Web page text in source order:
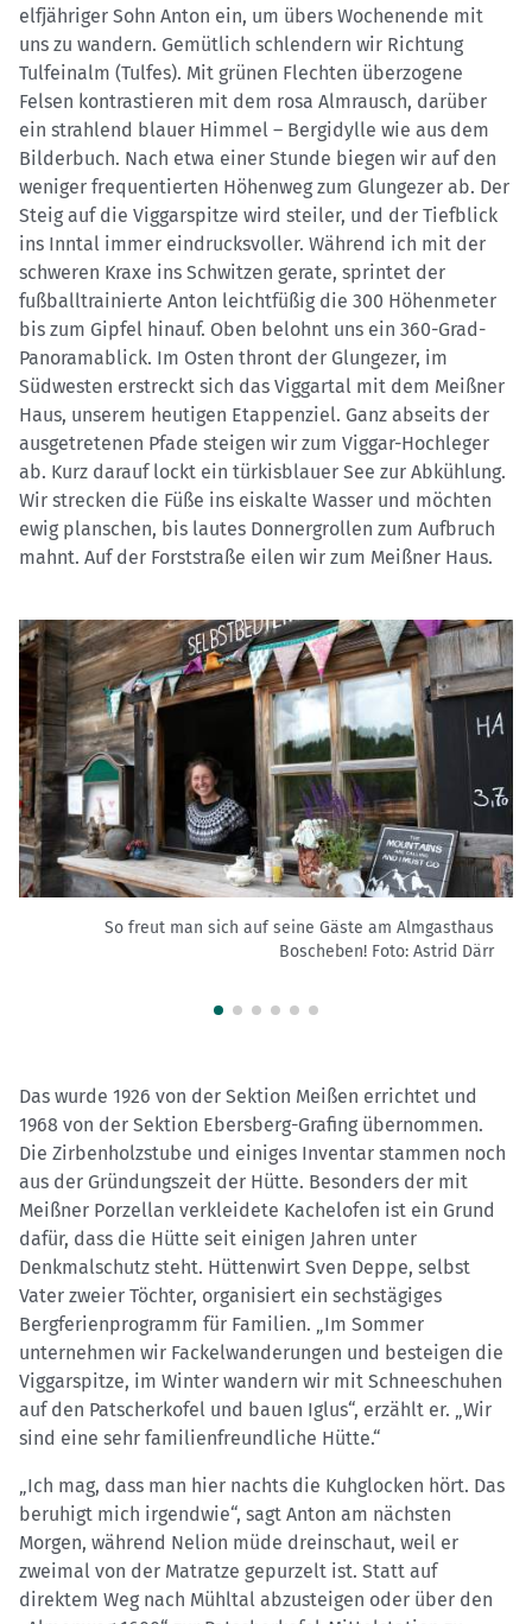
elfjähriger Sohn Anton ein, um übers Wochenende mit
uns zu wandern. Gemütlich schlendern wir Richtung
Tulfeinalm (Tulfes). Mit grünen Flechten überzogene
Felsen kontrastieren mit dem rosa Almrausch, darüber
ein strahlend blauer Himmel – Bergidylle wie aus dem
Bilderbuch. Nach etwa einer Stunde biegen wir auf den
weniger frequentierten Höhenweg zum Glungezer ab. Der
Steig auf die Viggarspitze wird steiler, und der Tiefblick
ins Inntal immer eindrucksvoller. Während ich mit der
schweren Kraxe ins Schwitzen gerate, sprintet der
fußballtrainierte Anton leichtfüßig die 300 Höhenmeter
bis zum Gipfel hinauf. Oben belohnt uns ein 360-Grad-
Panoramablick. Im Osten thront der Glungezer, im
Südwesten erstreckt sich das Viggartal mit dem Meißner
Haus, unserem heutigen Etappenziel. Ganz abseits der
ausgetretenen Pfade steigen wir zum Viggar-Hochleger
ab. Kurz darauf lockt ein türkisblauer See zur Abkühlung.
Wir strecken die Füße ins eiskalte Wasser und möchten
ewig planschen, bis lautes Donnergrollen zum Aufbruch
mahnt. Auf der Forststraße eilen wir zum Meißner Haus.
So freut man sich auf seine Gäste am Almgasthaus
Boscheben! Foto: Astrid Därr
Das wurde 1926 von der Sektion Meißen errichtet und
1968 von der Sektion Ebersberg-Grafing übernommen.
Die Zirbenholzstube und einiges Inventar stammen noch
aus der Gründungszeit der Hütte. Besonders der mit
Meißner Porzellan verkleidete Kachelofen ist ein Grund
dafür, dass die Hütte seit einigen Jahren unter
Denkmalschutz steht. Hüttenwirt Sven Deppe, selbst
Vater zweier Töchter, organisiert ein sechstägiges
Bergferienprogramm für Familien. „Im Sommer
unternehmen wir Fackelwanderungen und besteigen die
Viggarspitze, im Winter wandern wir mit Schneeschuhen
auf den Patscherkofel und bauen Iglus“, erzählt er. „Wir
sind eine sehr familienfreundliche Hütte.“
„Ich mag, dass man hier nachts die Kuhglocken hört. Das
beruhigt mich irgendwie“, sagt Anton am nächsten
Morgen, während Nelion müde dreinschaut, weil er
zweimal von der Matratze gepurzelt ist. Statt auf
direktem Weg nach Mühltal abzusteigen oder über den